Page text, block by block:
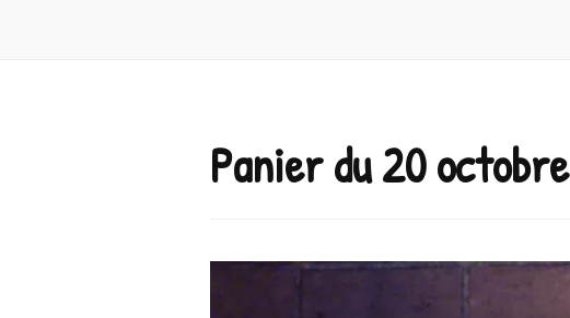
Panier du 20 octobre